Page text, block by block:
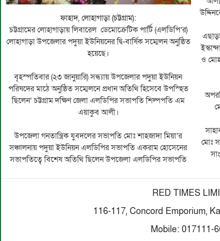
ফাহাদ, লোহাগাড়া (চট্টগ্রাম):
চট্টগ্রামের লোহাগাড়ায় লিবারেল ডেমোক্রেটিক পার্টি (এলডিপি’র)
লোহাগাড়া উপজেলার পদুয়া ইউনিয়নের দ্বি-বার্ষিক সম্মেলন অনুষ্ঠিত
হয়েছে।
বৃহস্পতিবার (২৩ জানুয়ারি) সন্ধ্যায় উপজেলার পদুয়া ইউনিয়ন
পরিষদের মাঠে অনুষ্ঠিত সম্মেলনে প্রধান অতিথি হিসেবে উপস্হিত
ছিলেন’ চট্টগ্রাম দক্ষিণ জেলা এলডিপির সভাপতি শিল্পপতি এম
এয়াকুব আলী।
উপজেলা গনতান্ত্রিক যুবদলের সভাপতি মোঃ শাহজাদা মিয়া’র
সঞ্চালনায় পদুয়া ইউনিয়ন এলডিপির সভাপতি একরাম হোসেনের
সভাপতিত্বে বিশেষ অতিথি ছিলেন উপজেলা এলডিপির সভাপতি
ও
মোঃ
RED TIMES
116-117, Concord Emporium,
Mobile: 017111-